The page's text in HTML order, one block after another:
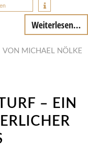
Weiterlesen...
VON MICHAEL NÖLKE
– EIN